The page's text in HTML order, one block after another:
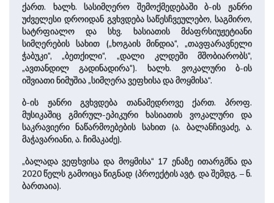
ქართ. ხალხ. სასიმღერო შემოქმედებაში ბ-ის ჟანრი
უძველესი დროიდან გვხვდება საწესჩვეულებო, საგმირო,
სატრფიალო და სხვ. ხასიათის მძაფრსიუჟეტიანი
სიმღერების სახით („ხოგაის მინდია“, „თავფარავნელი
ჭაბუკი“, „ბეთქილი“, „დალი კლდეში მშობიარობს“,
„ავთანდილ გადინადირა“). ხალხ. ვოკალური ბ-ის
იშვიათი ნიმუშია „სიმღერა ვეფხისა და მოყმისა“.
ბ-ის ჟანრი გვხვდება თანამედროვე ქართ. პროფ.
მუსიკაშიც გმირულ-ეპიკური ხასიათის ვოკალური და
საკრავიერი ნაწარმოებების სახით (ა. ბალანჩივაძე, ა.
მაჭავარიანი, ა. ჩიმაკაძე).
„ბალადა ვეფხვისა და მოყმისა“ 17 ენაზე ითარგმნა და
2020 წელს გამოიცა წიგნად (პროექტის ავტ. და შემდგ. – ნ.
ბართაია).